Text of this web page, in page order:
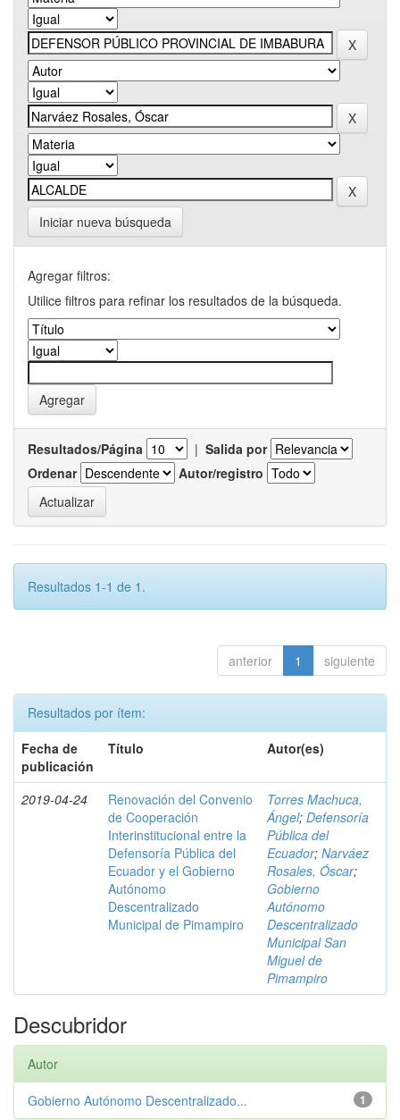
Iniciar nueva búsqueda
Agregar filtros:
Utilice filtros para refinar los resultados de la búsqueda.
Resultados/Página | Salida por
Ordenar
Autor/registro
Resultados 1-1 de 1.
anterior 1 siguiente
Resultados por ítem:
Fecha de
publicación
Título Autor(es)
2019-04-24
Renovación del Convenio
de Cooperación
Interinstitucional entre la
Defensoría Pública del
Ecuador y el Gobierno
Autónomo
Descentralizado
Municipal de Pimampiro
Torres Machuca,
Ángel; Defensoría
Pública del
Ecuador; Narváez
Rosales, Óscar;
Gobierno
Autónomo
Descentralizado
Municipal San
Miguel de
Pimampiro
Descubridor
Autor
1
Gobierno Autónomo Descentralizado...